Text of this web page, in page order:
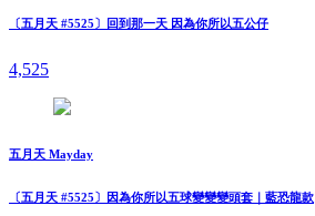
〔五月天 #5525〕回到那一天 因為你所以五公仔
4,525
五月天 Mayday
〔五月天 #5525〕因為你所以五球變變變頭套｜藍恐龍款